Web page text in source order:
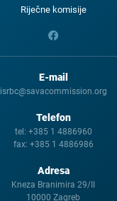
Riječne komisije
E-mail
isrbc@savacommission.org
Telefon
tel: +385 1 4886960
fax: +385 1 4886986
Adresa
Kneza Branimira 29/II
10000 Zagreb